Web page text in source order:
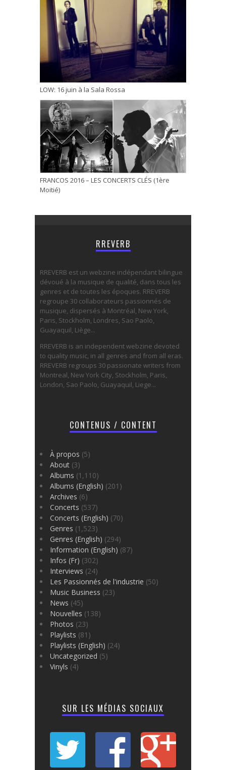
LOW: 16 juin à la Sala Rossa
FRANCOS 2016 – LES CONCERTS CLÉS (1ère
Moitié)
RREVERB
RREVERB est un webzine indépendant bilingue
dévoué à la musique de qualité, dans tous les
genres et de toutes les époques. RREVERB
regroupe 30 collaborateurs passionnés de
musique, dispersés à Montréal, New York,
Paris, Stockholm, Londres, Sao Paolo,
Guayaquil, Liège...
RREVERB is an independent webzine devoted
to quality music, in all genres and from all eras.
RREVERB regroups 30 passionate writers from
Montreal, New York City, Stockholm, Paris,
London, Sao Paolo, Guayaquil, Liege...
CONTENUS / CONTENT
À propos (5)
About (3)
Albums (1,110)
Albums (English) (201)
Archives (6)
Concerts (537)
Concerts (English) (70)
Genres (1,523)
Genres (English) (294)
Information (English) (87)
Infos (Fr) (302)
Interviews (24)
Les Passionnés de l'industrie (50)
Music Business (23)
News (45)
Nouvelles (138)
Photos (23)
Playlists (81)
Playlists (English) (24)
Uncategorized (5)
Vinyls (4)
SUR LES MÉDIAS SOCIAUX